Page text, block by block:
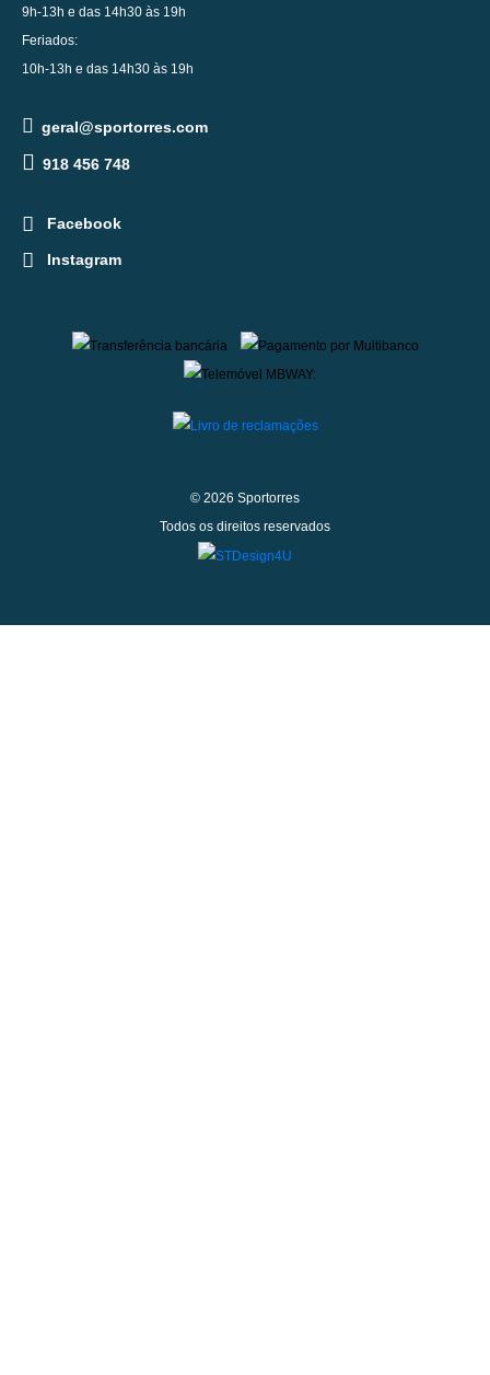
9h-13h e das 14h30 às 19h
Feriados:
10h-13h e das 14h30 às 19h
geral@sportorres.com
918 456 748
Facebook
Instagram
© 2026 Sportorres
Todos os direitos reservados